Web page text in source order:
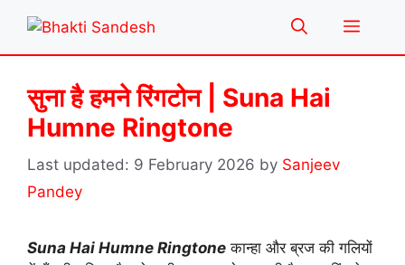
content
Menu
सुना है हमने रिंगटोन | Suna Hai
Humne Ringtone
9 February 2026 by Sanjeev
Pandey
Suna Hai Humne Ringtone कान्हा और ब्रज की गलियों